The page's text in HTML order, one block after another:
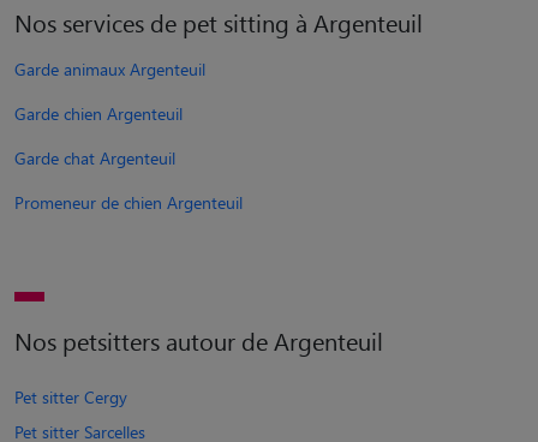
Nos services de pet sitting à Argenteuil
Garde animaux Argenteuil
Garde chien Argenteuil
Garde chat Argenteuil
Promeneur de chien Argenteuil
Nos petsitters autour de Argenteuil
Pet sitter Cergy
Pet sitter Sarcelles